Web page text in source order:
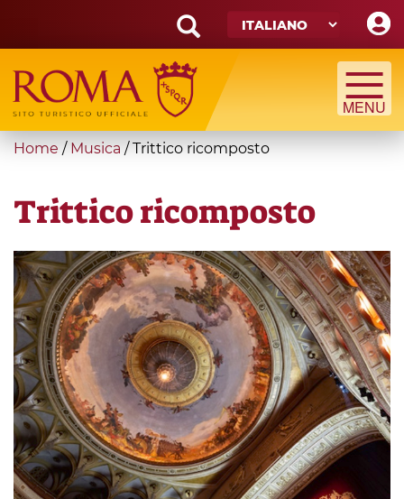
main
content
Search
form
Cerca
You
here
Home / Musica /Trittico ricomposto
Trittico ricomposto